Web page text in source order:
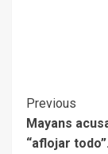
Previous
Mayans
“aflojar todo”.